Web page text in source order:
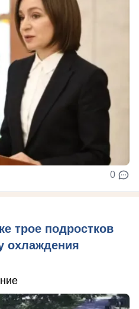
0
трое подростков
охлаждения